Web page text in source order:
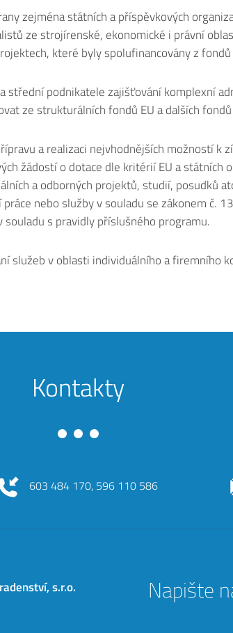
zejména státních a příspěvkových
ze strojírenské, ekonomické i právní
které byly spolufinancovány z fondů
střední podnikatele zajišťování komplexní
ze strukturálních fondů EU a dalších
a realizaci nejvhodnějších možností k
žádostí o dotace dle kritérií EU a státních
a odborných projektů, studií, posudků
nebo služby v souladu se zákonem č.
souladu s pravidly příslušného programu.
služeb v oblasti individuálního a firemního
Kontakty
603 484 170, 596 110 586
s.r.o.
Napište